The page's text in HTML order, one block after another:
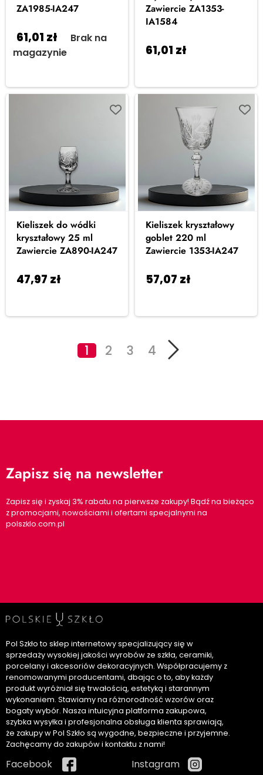
ZA1985-IA247
61,01 zł
Brak na
magazynie
Zawiercie ZA1353-
IA1584
61,01 zł
Kieliszek do wódki
kryształowy 25 ml
Zawiercie ZA890-IA247
47,97 zł
Kieliszek kryształowy
goblet 220 ml
Zawiercie 1353-IA247
57,07 zł
1 2 3 4
Zapisz się na newsletter
Zapisz się i zyskaj 3% rabatu na pierwsze zakupy! Bądź na bieżąco
z promocjami, nowościami i ofertami specjalnymi na
polszklo.com.pl
Pol Szkło to sklep internetowy specjalizujący się w
sprzedaży wysokiej jakości wyrobów ze szkła, ceramiki,
porcelany i akcesoriów dekoracyjnych. Współpracujemy z
renomowanymi producentami, dbając o to, aby każdy
produkt wyróżniał się trwałością, estetyką i starannym
wykonaniem. Stawiamy na różnorodność wzorów oraz
bogaty wybór. Nasza intuicyjna platforma zakupowa,
szybka wysyłka i profesjonalna obsługa klienta sprawiają,
że zakupy w Pol Szkło są wygodne, bezpieczne i przyjemne.
Zachęcamy do zakupów i kontaktu z nami!
Facebook Instagram